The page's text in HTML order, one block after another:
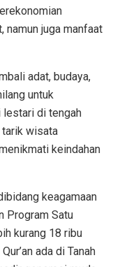
namun juga manfaat
adat, budaya,
untuk
lestari di tengah
tarik wisata
keindahan
keagamaan
Program Satu
kurang 18 ribu
ada di Tanah